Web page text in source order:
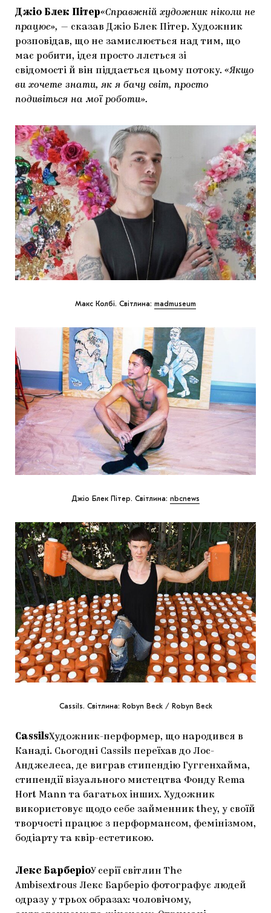
Джіо Блек Пітер«Справжній художник ніколи не
працює», — сказав Джіо Блек Пітер. Художник
розповідав, що не замислюється над тим, що
має робити, ідея просто ллється зі
свідомості й він піддається цьому потоку. «Якщо
ви хочете знати, як я бачу світ, просто
подивіться на мої роботи».
Макс Колбі. Світлина: madmuseum
Джіо Блек Пітер. Світлина: nbcnews
Cassils. Світлина: Robyn Beck / Robyn Beck
CassilsХудожник-перформер, що народився в
Канаді. Сьогодні Cassils переїхав до Лос-
Анджелеса, де виграв стипендію Гуггенхайма,
стипендії візуального мистецтва Фонду Rema
Hort Mann та багатьох інших. Художник
використовує щодо себе займенник they, у своїй
творчості працює з перформансом, фемінізмом,
бодіарту та квір-естетикою.
Лекс БарберіоУ серії світлин The
Ambisextrous Лекс Барберіо фотографує людей
одразу у трьох образах: чоловічому,